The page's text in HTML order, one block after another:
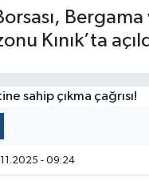
Kınık’ta
- 09:24
Fikstür